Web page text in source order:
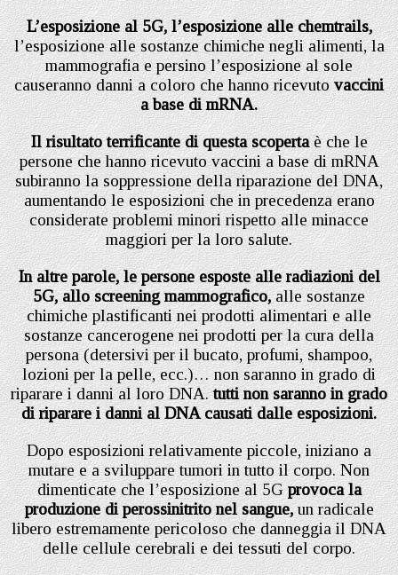
L’esposizione al 5G, l’esposizione alle chemtrails,
l’esposizione alle sostanze chimiche negli alimenti, la
mammografia e persino l’esposizione al sole
causeranno danni a coloro che hanno ricevutovaccini
a base di mRNA.
Il risultato terrificante di questa scopertaè che le
persone che hanno ricevuto vaccini a base di mRNA
subiranno la soppressione della riparazione del DNA,
aumentando le esposizioni che in precedenza erano
considerate problemi minori rispetto alle minacce
maggiori per la loro salute.
In altre parole, le persone esposte alle radiazioni del
5G, allo screening mammografico,alle sostanze
chimiche plastificanti nei prodotti alimentari e alle
sostanze cancerogene nei prodotti per la cura della
persona (detersivi per il bucato, profumi, shampoo,
lozioni per la pelle, ecc.)… non saranno in grado di
riparare i danni al loro DNA.tutti non saranno in grado
di riparare i danni al DNA causati dalle esposizioni.
Dopo esposizioni relativamente piccole, iniziano a
mutare e a sviluppare tumori in tutto il corpo. Non
dimenticate che l’esposizione al 5Gprovoca la
produzione di perossinitrito nel sangue,un radicale
libero estremamente pericoloso che danneggia il DNA
delle cellule cerebrali e dei tessuti del corpo.